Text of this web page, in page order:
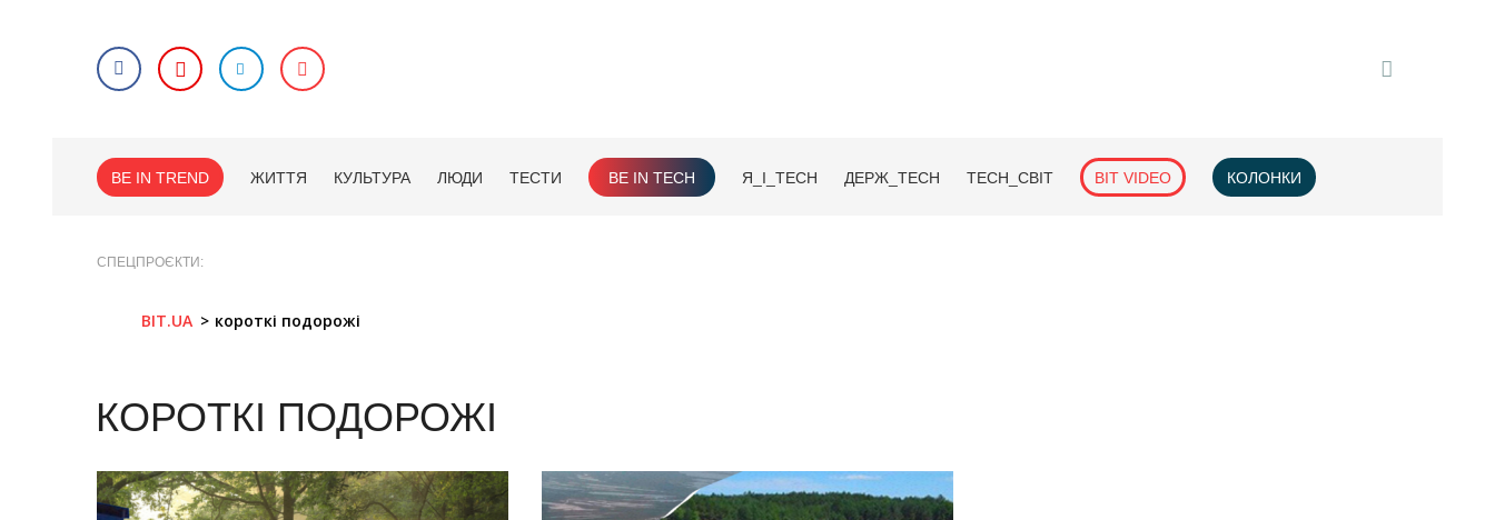
BE IN TREND ЖИТТЯ КУЛЬТУРА ЛЮДИ ТЕСТИ BE IN TECH Я_І_TECH ДЕРЖ_TECH TECH_СВІТ BIT VIDEO КОЛОНКИ
СПЕЦПРОЄКТИ
BIT.UA короткі подорожі
КОРОТКІ ПОДОРОЖІ